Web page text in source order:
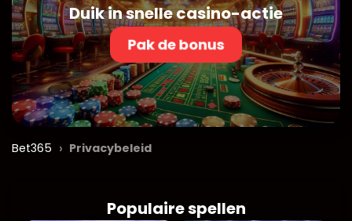
Duik in snelle casino-actie
Pak de bonus
Bet365 › Privacybeleid
Populaire spellen